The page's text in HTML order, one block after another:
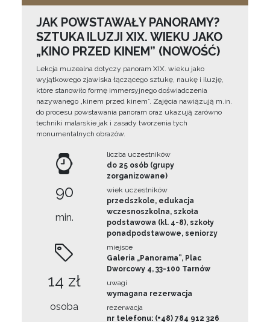
JAK POWSTAWAŁY PANORAMY?
SZTUKA ILUZJI XIX. WIEKU JAKO
„KINO PRZED KINEM” (NOWOŚĆ)
Lekcja muzealna dotyczy panoram XIX. wieku jako
wyjątkowego zjawiska łączącego sztukę, naukę i iluzję,
które stanowiło formę immersyjnego doświadczenia
nazywanego „kinem przed kinem”. Zajęcia nawiązują m.in.
do procesu powstawania panoram oraz ukazują zarówno
techniki malarskie jak i zasady tworzenia tych
monumentalnych obrazów.
90
min.
14 zł
osoba
liczba uczestników
do 25 osób (grupy
zorganizowane)
wiek uczestników
przedszkole, edukacja
wczesnoszkolna, szkoła
podstawowa (kl. 4-8), szkoły
ponadpodstawowe, seniorzy
miejsce
Galeria „Panorama”, Plac
Dworcowy 4, 33-100 Tarnów
uwagi
wymagana rezerwacja
rezerwacja
nr telefonu: (+48) 784 912 326